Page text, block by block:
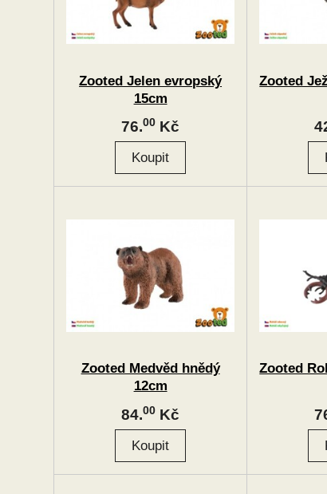
Zooted Jelen evropský
15cm
76.00 Kč
Zooted
Zooted Medvěd hnědý
12cm
84.00 Kč
Zooted